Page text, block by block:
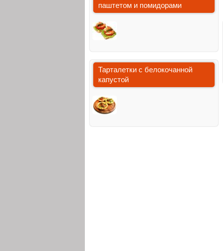
паштетом и помидорами
Тарталетки с белокочанной
капустой